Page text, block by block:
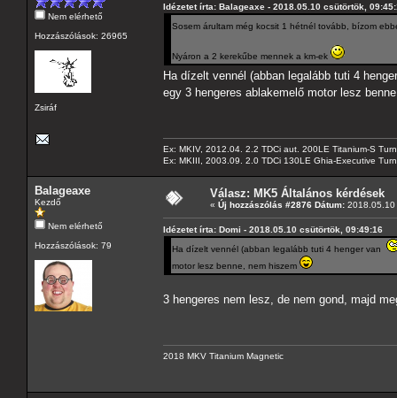
Nem elérhető
Hozzászólások: 26965
Zsiráf
Idézetet írta: Balageaxe - 2018.05.10 csütörtök,
Sosem árultam még kocsit 1 hétnél tovább, bízom
Nyáron a 2 kerekűbe mennek a km-ek
Ha dízelt vennél (abban legalább tuti 4
egy 3 hengeres ablakemelő motor lesz
Ex: MKIV, 2012.04. 2.2 TDCi aut. 200LE Titanium-S
Ex: MKIII, 2003.09. 2.0 TDCi 130LE Ghia-Executive
Balageaxe
Kezdő
Nem elérhető
Hozzászólások: 79
Válasz: MK5 Általános kérdések
« Új hozzászólás #2876 Dátum: 2018.05.10
Idézetet írta: Domi - 2018.05.10 csütörtök, 09:49:16
Ha dízelt vennél (abban legalább tuti 4 henger van
motor lesz benne, nem hiszem
3 hengeres nem lesz, de nem gond, majd
2018 MKV Titanium Magnetic